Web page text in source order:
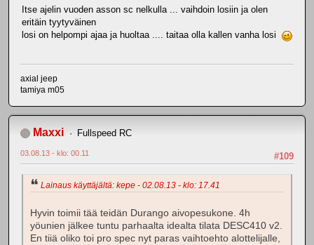
Itse ajelin vuoden asson sc nelkulla ... vaihdoin losiin ja olen
eritäin tyytyväinen
losi on helpompi ajaa ja huoltaa .... taitaa olla kallen vanha losi
axial jeep
tamiya m05
Maxxi Fullspeed RC
#109
03.08.13 - klo: 00.11
Lainaus käyttäjältä: kepe - 02.08.13 - klo: 17.41
Hyvin toimii tää teidän Durango aivopesukone. 4h
yöunien jälkee tuntu parhaalta idealta tilata DESC410 v2.
En tiiä oliko toi pro spec nyt paras vaihtoehto alottelijalle,